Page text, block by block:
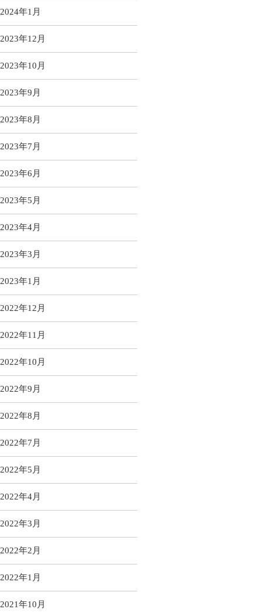
2024年1月
2023年12月
2023年10月
2023年9月
2023年8月
2023年7月
2023年6月
2023年5月
2023年4月
2023年3月
2023年1月
2022年12月
2022年11月
2022年10月
2022年9月
2022年8月
2022年7月
2022年5月
2022年4月
2022年3月
2022年2月
2022年1月
2021年10月